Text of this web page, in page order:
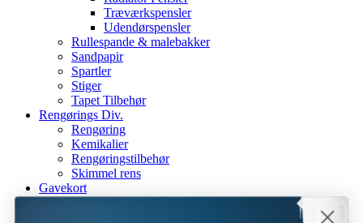
Træværkspensler
Udendørspensler
Rullespande & malebakker
Sandpapir
Spartler
Stiger
Tapet Tilbehør
Rengørings Div.
Rengøring
Kemikalier
Rengøringstilbehør
Skimmel rens
Gavekort